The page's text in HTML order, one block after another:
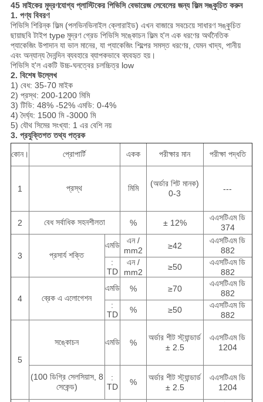
45 মাইকের মুদ্রণযোগ্য প্লাস্টিকের পিভিসি বেভারেজ লেবেলের জন্য ফিল্ম সঙ্কুচিত করুন
1. পণ্য বিবরণ
পিভিসি শিরিন্ক ফিল্ম (পলভিনভিনাইল ক্লোরাইড) এখন বাজারে সবচেয়ে সাধারণ সঙ্কুচিত
ছায়াছবি টাইপ type মুদ্রণ গ্রেড পিভিসি সঙ্কোচন ফিল্ম হ'ল এক ধরণের অর্থনৈতিক
প্যাকেজিং উপাদান যা ভাল মানের, যা প্যাকেজিং শিল্পের সমস্ত ধরণের, যেমন খাদ্য, পানীয়
এবং অন্যান্য দৈনন্দিন ব্যবহারে ব্যাপকভাবে ব্যবহৃত হয়।
পিভিসি হ'ল একটি উচ্চ-ঘনত্বের চলচ্চিত্র low
2. বিশেষ উল্লেখ
1) বেধ: 35-70 মাইক
2) প্রস্থ: 200-1200 মিমি
3) টিডি: 48% -52% এমডি: 0-4%
4) দৈর্ঘ্য: 1500 মি -3000 মি
5) যৌথ সিমের সংখ্যা: 1 এর বেশি নয়
3. প্রযুক্তিগত তথ্য পত্রক
কোন।
প্রোপার্টি একক পরীক্ষার মান পরীক্ষা পদ্ধতি
1 প্রস্থ মিমি
(অর্ডার শিট মানক)
0-3
---
2 বেধ সর্বাধিক সহনশীলতা % ± 12%
এএসটিএম ডি
374
3 প্রসার্য শক্তি
এমডি
এন /
mm2
≥42
এএসটিএম ডি
882
:
TD
এন /
mm2
≥50
এএসটিএম ডি
882
4 ব্রেক এ এলোগেশন
এমডি % ≥70
এএসটিএম ডি
882
:
TD
% ≥50
এএসটিএম ডি
882
5
সঙ্কোচন এমডি %
অর্ডার শীট স্ট্যান্ডার্ড
± 2.5
এএসটিএম ডি
1204
(100 ডিগ্রি সেলসিয়াস, 8
সেকেন্ড)
:
TD
%
অর্ডার শীট স্ট্যান্ডার্ড
± 2.5
এএসটিএম ডি
1204